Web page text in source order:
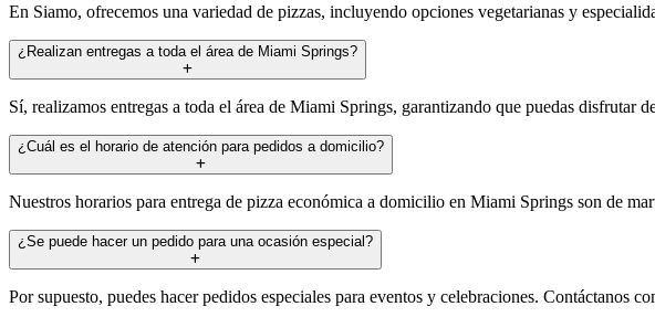
En Siamo, ofrecemos una variedad de pizzas, incluyendo opciones vegetarianas y
¿Realizan entregas a toda el área de Miami Springs?
Sí, realizamos entregas a toda el área de Miami Springs, garantizando que puedas disfrutar
¿Cuál es el horario de atención para pedidos a domicilio?
Nuestros horarios para entrega de pizza económica a domicilio en Miami Springs son de
¿Se puede hacer un pedido para una ocasión especial?
Por supuesto, puedes hacer pedidos especiales para eventos y celebraciones. Contáctanos